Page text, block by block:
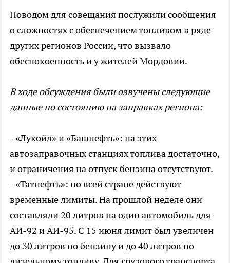
Поводом для совещания послужили сообщения
о сложностях с обеспечением топливом в ряде
других регионов России, что вызвало
обеспокоенность и у жителей Мордовии.
В ходе обсуждения были озвучены следующие
данные по состоянию на заправках региона:
- «Лукойл» и «Башнефть»: на этих
автозаправочных станциях топлива достаточно,
и ограничения на отпуск бензина отсутствуют.
- «Татнефть»: по всей стране действуют
временные лимиты. На прошлой неделе они
составляли 20 литров на один автомобиль для
АИ-92 и АИ-95. С 15 июня лимит был увеличен
до 30 литров по бензину и до 40 литров по